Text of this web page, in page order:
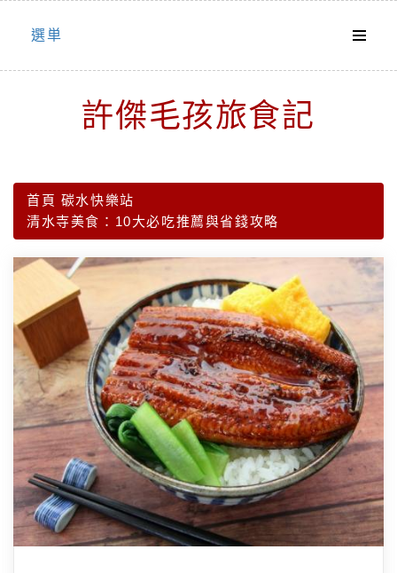
Skip
選単
許傑毛孩旅食記
首頁 碳水快樂站
清水寺美食：10大必吃推薦與省錢攻略